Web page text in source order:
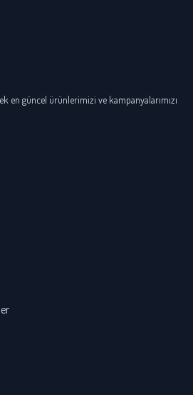
en güncel ürünlerimizi ve kampanyalarımızı